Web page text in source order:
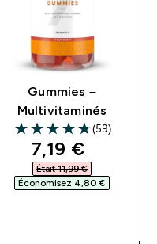
Gummies –
Multivitaminés
4.81 out of 5 stars
(59)
discounted
7,19 €‎
Était 11,99 €‎
Économisez 4,80 €‎